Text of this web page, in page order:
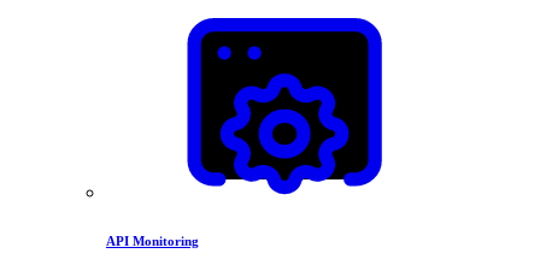
API Monitoring